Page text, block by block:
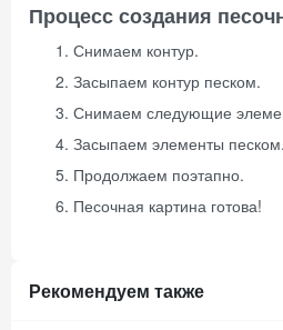
Процесс создания
Снимаем контур.
Засыпаем контур песком.
Снимаем следующие
Засыпаем элементы песком.
Продолжаем поэтапно.
Песочная картина готова!
Рекомендуем также